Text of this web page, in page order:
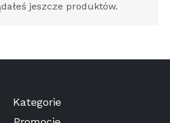
jeszcze produktów.
Kategorie